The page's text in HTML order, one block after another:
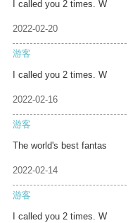
I called you 2 times. W
2022-02-20
游客
I called you 2 times. W
2022-02-16
游客
The world's best fantas
2022-02-14
游客
I called you 2 times. W